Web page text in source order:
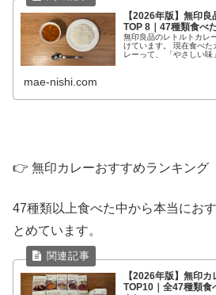
【2026年版】無印
TOP 8｜47種類食べ
無印良品のレトルトカレ
けています。 現在食べ
レーって、 「やさしい味
mae-nishi.com
👉 無印カレーおすすめランキング
47種類以上食べた中から本当にお
とめています。
【2026年版】無印
TOP10｜全47種類食